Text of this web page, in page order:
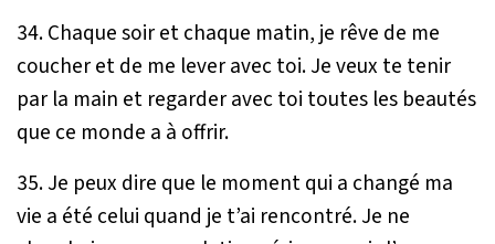
34. Chaque soir et chaque matin, je rêve de me
coucher et de me lever avec toi. Je veux te tenir
par la main et regarder avec toi toutes les beautés
que ce monde a à offrir.
35. Je peux dire que le moment qui a changé ma
vie a été celui quand je t’ai rencontré. Je ne